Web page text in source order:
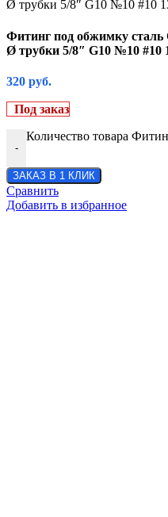
Фитинг под обжимку сталь
Ø трубки 5/8″ G10 №10 #10
320 руб.
Под заказ
-
Количество товара
ЗАКАЗ В 1 КЛИК
Сравнить
Добавить в избранное